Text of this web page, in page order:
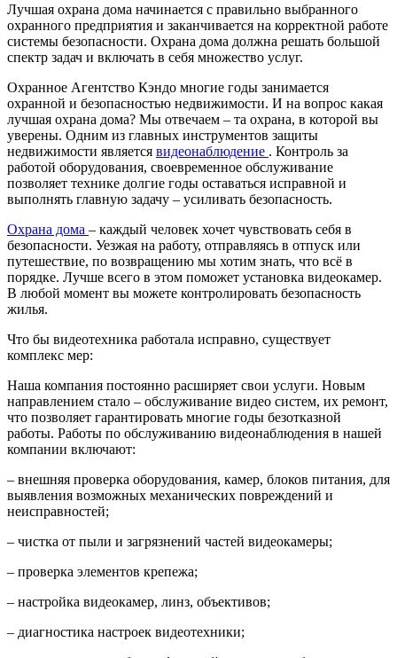
Лучшая охрана дома начинается с правильно выбранного
охранного предприятия и заканчивается на корректной работе
системы безопасности. Охрана дома должна решать большой
спектр задач и включать в себя множество услуг.
Охранное Агентство Кэндо многие годы занимается
охранной и безопасностью недвижимости. И на вопрос какая
лучшая охрана дома? Мы отвечаем – та охрана, в которой вы
уверены. Одним из главных инструментов защиты
недвижимости является видеонаблюдение . Контроль за
работой оборудования, своевременное обслуживание
позволяет технике долгие годы оставаться исправной и
выполнять главную задачу – усиливать безопасность.
Охрана дома – каждый человек хочет чувствовать себя в
безопасности. Уезжая на работу, отправляясь в отпуск или
путешествие, по возвращению мы хотим знать, что всё в
порядке. Лучше всего в этом поможет установка видеокамер.
В любой момент вы можете контролировать безопасность
жилья.
Что бы видеотехника работала исправно, существует
комплекс мер:
Наша компания постоянно расширяет свои услуги. Новым
направлением стало – обслуживание видео систем, их ремонт,
что позволяет гарантировать многие годы безотказной
работы. Работы по обслуживанию видеонаблюдения в нашей
компании включают:
– внешняя проверка оборудования, камер, блоков питания, для
выявления возможных механических повреждений и
неисправностей;
– чистка от пыли и загрязнений частей видеокамеры;
– проверка элементов крепежа;
– настройка видеокамер, линз, объективов;
– диагностика настроек видеотехники;